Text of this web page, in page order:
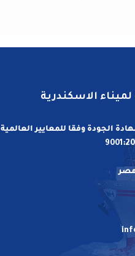
لميناء الاسكندرية
الجودة وفقا للمعايير العالمية
مصر